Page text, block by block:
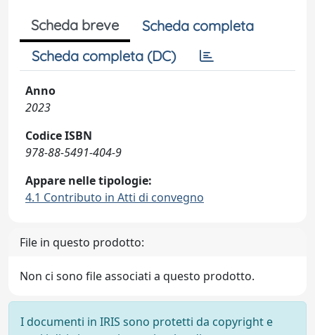
Scheda breve
Scheda completa
Scheda completa (DC)
Anno
2023
Codice ISBN
978-88-5491-404-9
Appare nelle tipologie:
4.1 Contributo in Atti di convegno
File in questo prodotto:
Non ci sono file associati a questo prodotto.
I documenti in IRIS sono protetti da copyright e